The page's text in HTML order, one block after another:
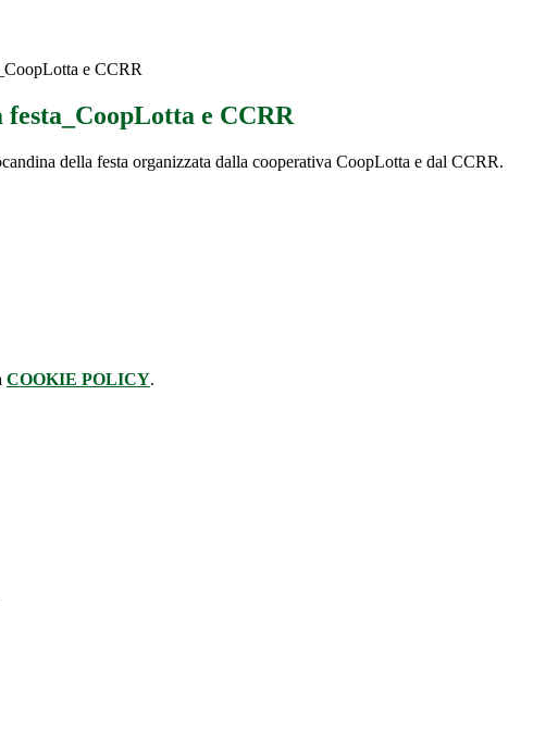
e CCRR
e CCRR
della festa organizzata dalla cooperativa CoopLotta e dal CCRR.
COOKIE POLICY.